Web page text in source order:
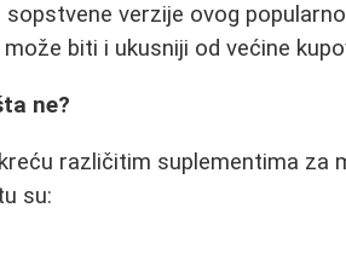
verzije ovog
biti i ukusniji od većine
ne?
različitim suplementima za
su: